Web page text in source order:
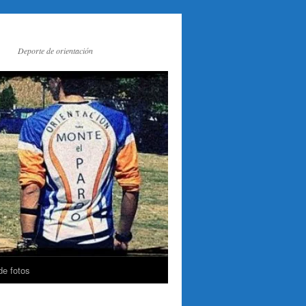
Deporte de orientación
fotos